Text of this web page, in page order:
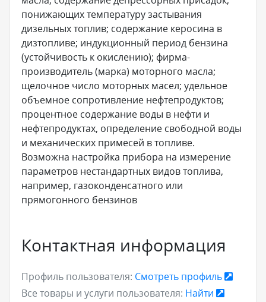
понижающих температуру застывания
дизельных топлив; содержание керосина в
дизтопливе; индукционный период бензина
(устойчивость к окислению); фирма-
производитель (марка) моторного масла;
щелочное число моторных масел; удельное
объемное сопротивление нефтепродуктов;
процентное содержание воды в нефти и
нефтепродуктах, определение свободной воды
и механических примесей в топливе.
Возможна настройка прибора на измерение
параметров нестандартных видов топлива,
например, газоконденсатного или
прямогонного бензинов
Контактная информация
Профиль пользователя: Смотреть профиль
Все товары и услуги пользователя: Найти